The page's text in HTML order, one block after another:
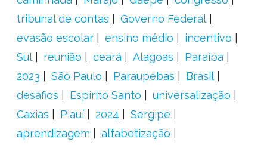
tribunal de contas
Governo Federal
evasão escolar
ensino médio
incentivo
Sul
reunião ceará Alagoas
Paraíba
2023
São Paulo Paraupebas
Brasil
desafios
Espírito Santo
universalização
Caxias
Piauí 2024
Sergipe
aprendizagem
alfabetização